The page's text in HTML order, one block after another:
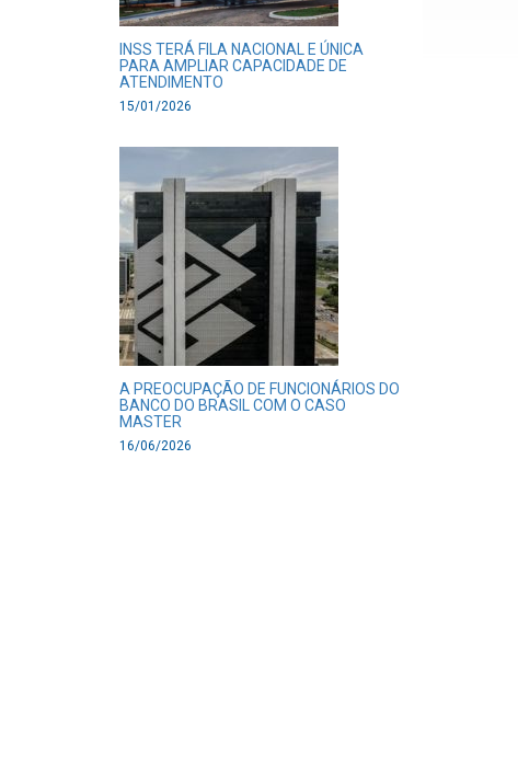
INSS TERÁ FILA NACIONAL E ÚNICA
PARA AMPLIAR CAPACIDADE DE
ATENDIMENTO
15/01/2026
A PREOCUPAÇÃO DE FUNCIONÁRIOS DO
BANCO DO BRASIL COM O CASO
MASTER
16/06/2026